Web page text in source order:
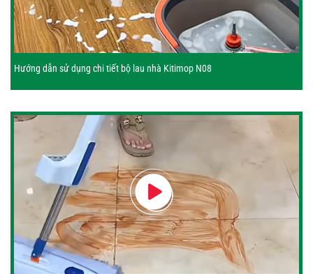
Hướng dẫn sử dụng chi tiết bộ lau nhà Kitimop N08